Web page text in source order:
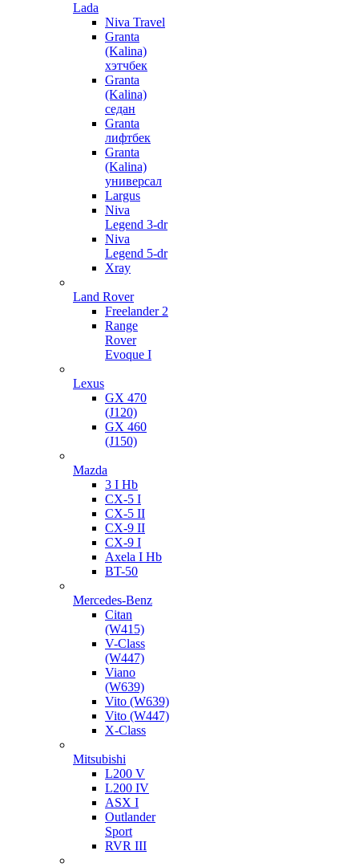
Lada
Niva Travel
Granta
(Kalina)
хэтчбек
Granta
(Kalina)
седан
Granta
лифтбек
Granta
(Kalina)
универсал
Largus
Niva
Legend 3-dr
Niva
Legend 5-dr
Xray
Land Rover
Freelander 2
Range
Rover
Evoque I
Lexus
GX 470
(J120)
GX 460
(J150)
Mazda
3 I Hb
CX-5 I
CX-5 II
CX-9 II
CX-9 I
Axela I Hb
BT-50
Mercedes-Benz
Citan
(W415)
V-Class
(W447)
Viano
(W639)
Vito (W639)
Vito (W447)
X-Class
Mitsubishi
L200 V
L200 IV
ASX I
Outlander
Sport
RVR III